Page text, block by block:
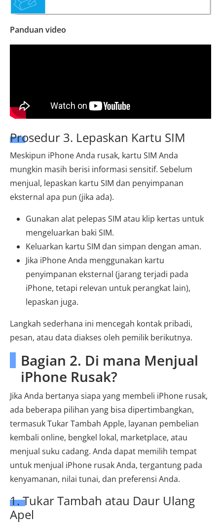
Panduan video
Prosedur 3. Lepaskan Kartu SIM
Meskipun iPhone Anda rusak, kartu SIM Anda
mungkin masih berisi informasi sensitif. Sebelum
menjual, lepaskan kartu SIM dan penyimpanan
eksternal apa pun (jika ada).
Gunakan alat pelepas SIM atau klip kertas untuk
mengeluarkan baki SIM.
Keluarkan kartu SIM dan simpan dengan aman.
Jika iPhone Anda menggunakan kartu
penyimpanan eksternal (jarang terjadi pada
iPhone, tetapi relevan untuk perangkat lain),
lepaskan juga.
Langkah sederhana ini mencegah kontak pribadi,
pesan, atau data diakses oleh pemilik berikutnya.
Bagian 2. Di mana Menjual
iPhone Rusak?
Jika Anda bertanya siapa yang membeli iPhone rusak,
ada beberapa pilihan yang bisa dipertimbangkan,
termasuk Tukar Tambah Apple, layanan pembelian
kembali online, bengkel lokal, marketplace, atau
menjual suku cadang. Anda dapat memilih tempat
untuk menjual iPhone rusak Anda, tergantung pada
kenyamanan, nilai tunai, dan preferensi Anda.
1. Tukar Tambah atau Daur Ulang
Apel